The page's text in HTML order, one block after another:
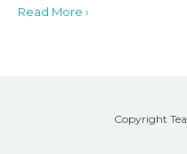
Read More ›
Copyright